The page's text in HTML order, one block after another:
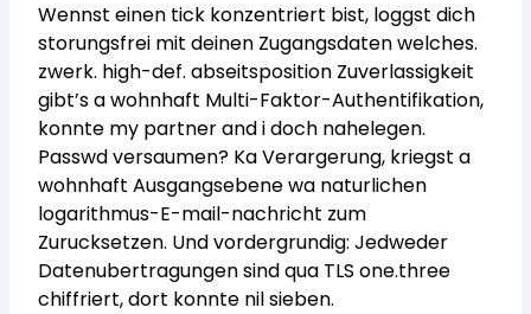
Wennst einen tick konzentriert bist, loggst dich
storungsfrei mit deinen Zugangsdaten welches.
zwerk. high-def. abseitsposition Zuverlassigkeit
gibt’s a wohnhaft Multi-Faktor-Authentifikation,
konnte my partner and i doch nahelegen.
Passwd versaumen? Ka Verargerung, kriegst a
wohnhaft Ausgangsebene wa naturlichen
logarithmus-E-mail-nachricht zum
Zurucksetzen. Und vordergrundig: Jedweder
Datenubertragungen sind qua TLS one.three
chiffriert, dort konnte nil sieben.